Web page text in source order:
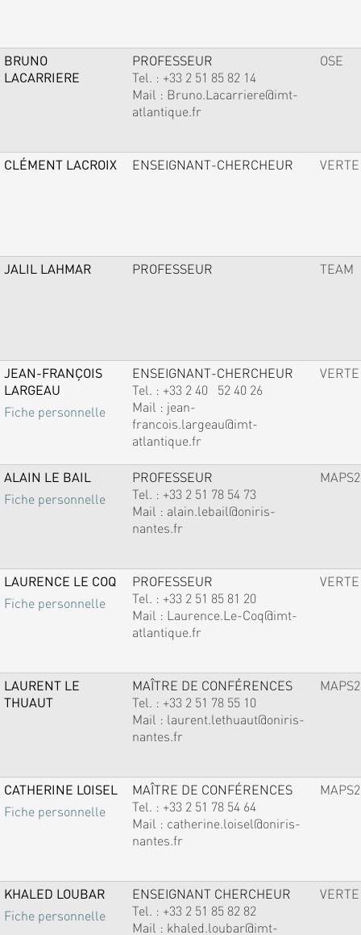
BRUNO
LACARRIERE
PROFESSEUR
Tel. : +33 2 51 85 82 14
Mail : Bruno.Lacarriere@imt-
atlantique.fr
OSE
CLÉMENT LACROIX ENSEIGNANT-CHERCHEUR VERTE
JALIL LAHMAR PROFESSEUR TEAM
JEAN-FRANÇOIS
LARGEAU
Fiche personnelle
ENSEIGNANT-CHERCHEUR
Tel. : +33 2 40 52 40 26
Mail : jean-
francois.largeau@imt-
atlantique.fr
VERTE
ALAIN LE BAIL
Fiche personnelle
PROFESSEUR
Tel. : +33 2 51 78 54 73
Mail : alain.lebail@oniris-
nantes.fr
MAPS2
LAURENCE LE COQ
Fiche personnelle
PROFESSEUR
Tel. : +33 2 51 85 81 20
Mail : Laurence.Le-Coq@imt-
atlantique.fr
VERTE
LAURENT LE
THUAUT
MAÎTRE DE CONFÉRENCES
Tel. : +33 2 51 78 55 10
Mail : laurent.lethuaut@oniris-
nantes.fr
MAPS2
CATHERINE LOISEL
Fiche personnelle
MAÎTRE DE CONFÉRENCES
Tel. : +33 2 51 78 54 64
Mail : catherine.loisel@oniris-
nantes.fr
MAPS2
KHALED LOUBAR
Fiche personnelle
ENSEIGNANT CHERCHEUR
Tel. : +33 2 51 85 82 82
Mail : khaled.loubar@imt-
VERTE